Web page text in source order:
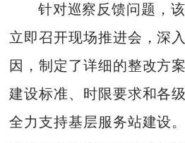
针对巡察反馈问题，
立即召开现场推进会，深
因，制定了详细的整改方
建设标准、时限要求和各
全力支持基层服务站建设